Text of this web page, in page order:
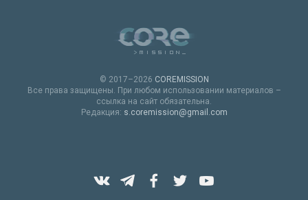
© 2017–2026 COREMISSION
Все права защищены. При любом использовании материалов –
ссылка на сайт обязательна.
Редакция: s.coremission@gmail.com